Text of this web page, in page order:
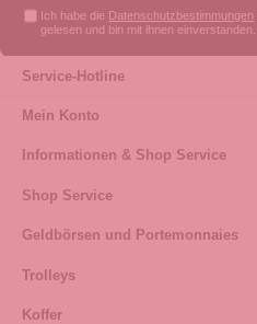
Ich habe die Datenschutzbestimmungen
gelesen und bin mit ihnen einverstanden.
Service-Hotline
Mein Konto
Informationen & Shop Service
Shop Service
Geldbörsen und Portemonnaies
Trolleys
Koffer